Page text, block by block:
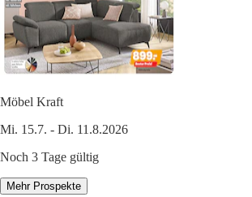
Möbel Kraft
Mi. 15.7. - Di. 11.8.2026
Noch 3 Tage gültig
Mehr Prospekte